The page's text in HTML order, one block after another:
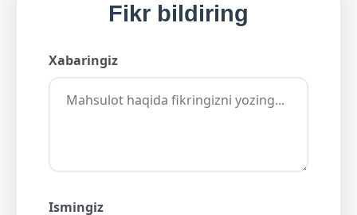
Fikr bildiring
Xabaringiz
Ismingiz